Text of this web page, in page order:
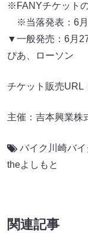
※FANYチケット
※当落発表：6月
▼一般発売：6月
ぴあ、ローソン
チケット販売URL
主催：吉本興業株
バイク川崎バイ
theよしもと
関連記事